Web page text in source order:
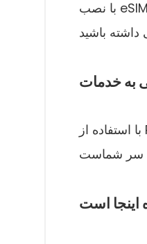
با نصب eSIM بر روی دستگاه خود، شما می توانید از اینترنت سریع تر در طول سفر شخصی و کسب و کار خود
با استفاده از Prune در سرویس شما، می توانید به بهترین خدمات eSIM ما در 190+ کشور جهان دسترسی پیدا
اینجا است